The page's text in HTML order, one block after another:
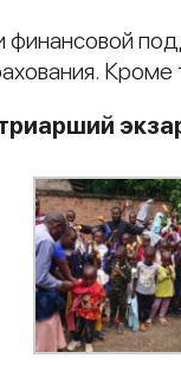
финансовой